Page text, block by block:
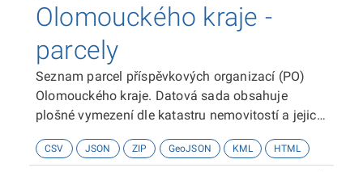
Olomouckého kraje -
parcely
Seznam parcel příspěvkových organizací (PO)
Olomouckého kraje. Datová sada obsahuje
plošné vymezení dle katastru nemovitostí a jejich
aj.CSV JSON ZIP GeoJSON KML HTML